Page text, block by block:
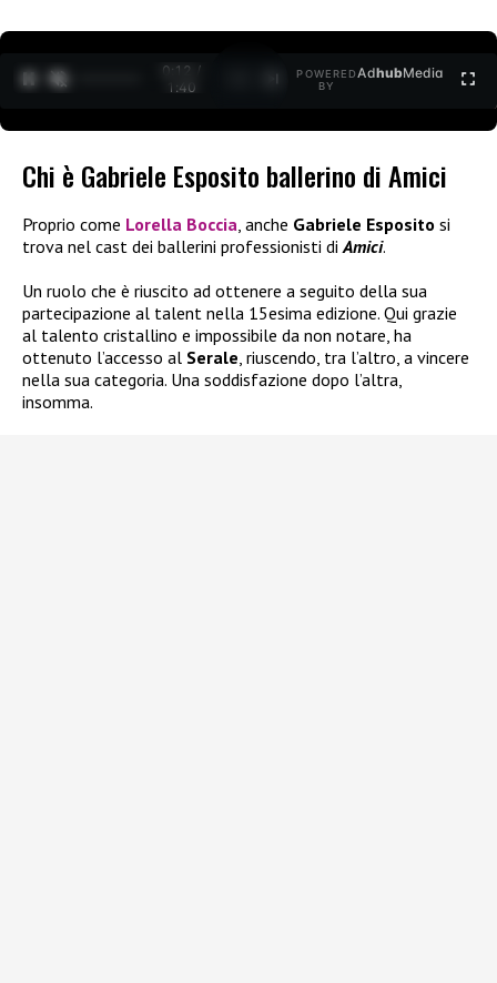
0:12 /
1:40
POWERED
BY
AdhubMedia
Chi è Gabriele Esposito ballerino di Amici
Proprio come Lorella Boccia, anche Gabriele Esposito si
trova nel cast dei ballerini professionisti diAmici.
Un ruolo che è riuscito ad ottenere a seguito della sua
partecipazione al talent nella 15esima edizione. Qui grazie
al talento cristallino e impossibile da non notare, ha
ottenuto l’accesso al Serale, riuscendo, tra l’altro, a vincere
nella sua categoria. Una soddisfazione dopo l’altra,
insomma.